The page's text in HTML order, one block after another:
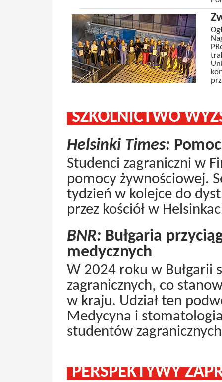
SZKOLNICTWO
Helsinki Times:
Studenci zagraniczni w
pomocy żywnościowej.
tydzień w kolejce do
przez kościół w
BNR: Bułgaria
medycznych
W 2024 roku w Bułgarii
zagranicznych, co
w kraju. Udział ten
Medycyna i
studentów
PERSPEKTYWY